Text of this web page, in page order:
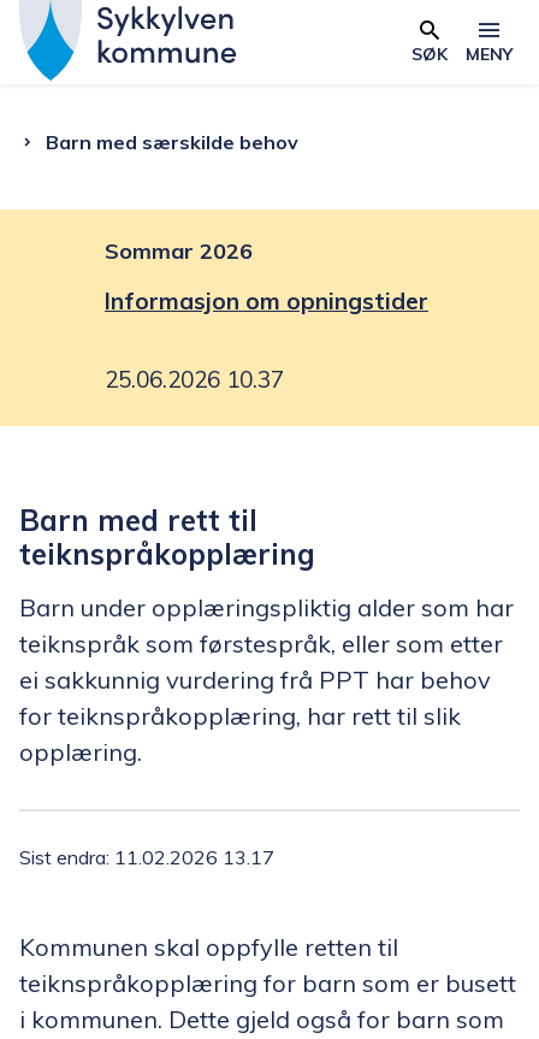
y
v
e
k
m
m
e
Skjema
SØK MENY
Du Barn med særskilde behov
Sommar 2026
Informasjon om opningstider
25.06.2026 10.37
Barn med rett til
teiknspråkopplæring
Barn under opplæringspliktig alder som har
teiknspråk som førstespråk, eller som etter
ei sakkunnig vurdering frå PPT har behov
for teiknspråkopplæring, har rett til slik
opplæring.
Sist endra 11.02.2026 13.17
Kommunen skal oppfylle retten til
teiknspråkopplæring for barn som er busett
i kommunen. Dette gjeld også for barn som